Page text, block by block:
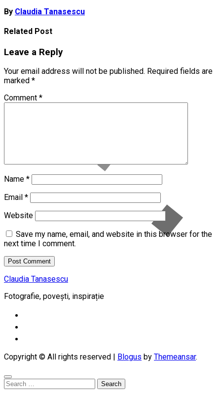
By Claudia Tanasescu
Related Post
Leave a Reply
Your email address will not be published. Required fields are
marked *
Comment *
Name *
Email *
Website
Save my name, email, and website in this browser for the
next time I comment.
Claudia Tanasescu
Fotografie, povești, inspirație
Copyright © All rights reserved Blogus by Themeansar.
Search